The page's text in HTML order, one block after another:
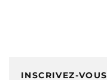
INSCRIVEZ-VOUS